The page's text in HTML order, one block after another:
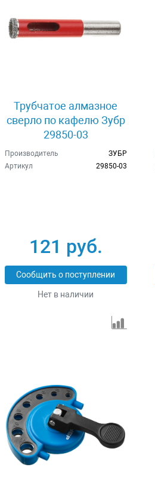
Трубчатое алмазное
сверло по кафелю Зубр
29850-03
Производитель
ЗУБР
Артикул
29850-03
121 руб.
Сообщить о поступлении
Нет в наличии